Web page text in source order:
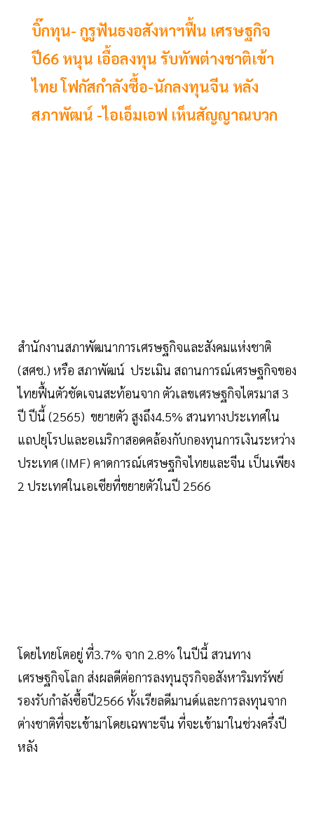
บิ๊กทุน- กูรูฟันธงอสังหาฯฟื้น เศรษฐกิจ
ปี66 หนุน เอื้อลงทุน รับทัพต่างชาติเข้า
ไทย โฟกัสกำลังซื้อ-นักลงทุนจีน หลัง
สภาพัฒน์ -ไอเอ็มเอฟ เห็นสัญญาณบวก
สำนักงานสภาพัฒนาการเศรษฐกิจและสังคมแห่งชาติ
(สศช.) หรือ สภาพัฒน์ ประเมิน สถานการณ์เศรษฐกิจของ
ไทยฟื้นตัวชัดเจนสะท้อนจาก ตัวเลขเศรษฐกิจไตรมาส 3
ปี ปีนี้ (2565) ขยายตัว สูงถึง4.5% สวนทางประเทศใน
แถปยุโรปและอเมริกาสอดคล้องกับกองทุนการเงินระหว่าง
ประเทศ (IMF) คาดการณ์เศรษฐกิจไทยและจีน เป็นเพียง
2 ประเทศในเอเซียที่ขยายตัวในปี 2566
โดยไทยโตอยู่ ที่3.7% จาก 2.8% ในปีนี้ สวนทาง
เศรษฐกิจโลก ส่งผลดีต่อการลงทุนธุรกิจอสังหาริมทรัพย์
รองรับกำลังซื้อปี2566 ทั้งเรียลดีมานด์และการลงทุนจาก
ต่างชาติที่จะเข้ามาโดยเฉพาะจีน ที่จะเข้ามาในช่วงครึ่งปี
หลัง